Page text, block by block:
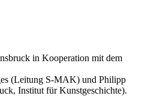
in Kooperation mit dem
(Leitung S‑MAK) und Philipp
Institut für Kunstgeschichte).